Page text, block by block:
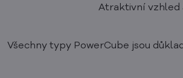
Atraktivní vzhled
Všechny typy PowerCube jsou